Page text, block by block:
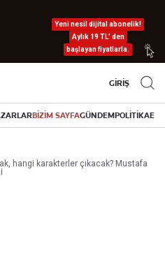
Yeni nesil dijital abonelik!
Aylık 19 TL’ den
başlayan fiyatlarla.
GİRİŞ
BİZİM SAYFAGÜNDEMPOLİTİKA
hangi karakterler çıkacak? Mustafa